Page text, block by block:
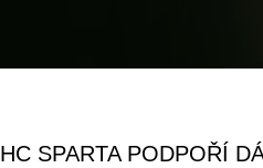
HC SPARTA PODPOŘÍ